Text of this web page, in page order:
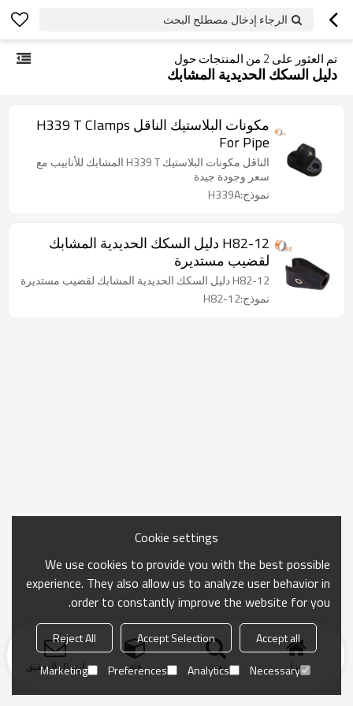
الرجاء إدخال مصطلح البحث
تم العثور على 2 من المنتجات حول
دليل السكك الحديدية المشابك
مكونات البلاستيك الناقل H339 T Clamps
For Pipe
الناقل مكونات البلاستيك H339 T المشابك للأنابيب مع
سعر وجودة جيدة
نموذج:H339A
H82-12 دليل السكك الحديدية المشابك
لقضيب مستديرة
H82-12 دليل السكك الحديدية المشابك لقضيب مستديرة
نموذج:H82-12
منزل بحث فئة ارسال التحقيق
Cookie settings
We use cookies to provide you with the best possible
experience. They also allow us to analyze user behavior in
order to constantly improve the website for you.
Accept all
Accept Selection
Reject All
Necessary
Analytics
Preferences
Marketing